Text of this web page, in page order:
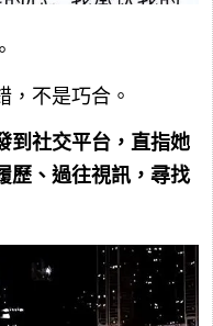
，不是巧合。
到社交平台，直指她
歷、過往視訊，尋找